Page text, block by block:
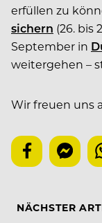
erfüllen zu
sichern (26. bis
September in
weitergehen –
Wir freuen uns
NÄCHSTER